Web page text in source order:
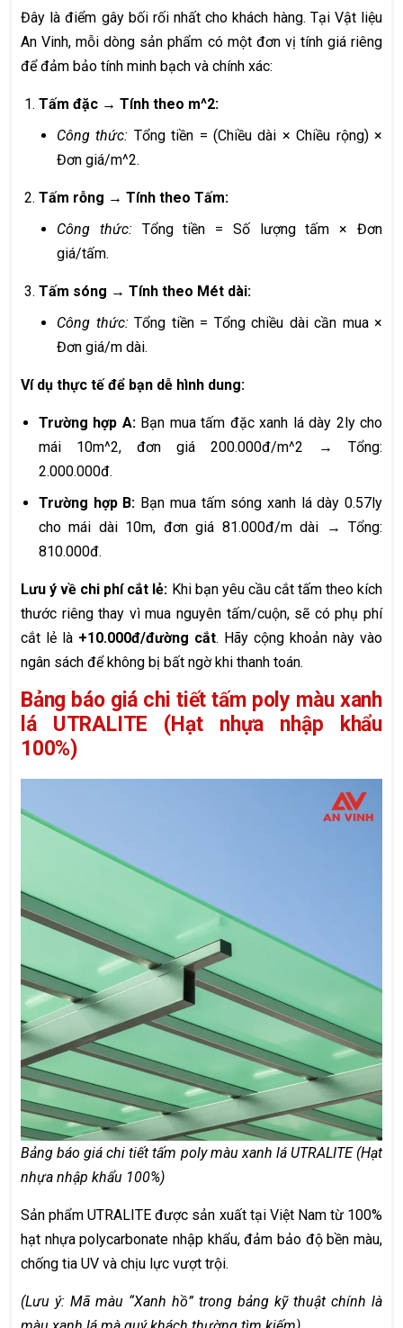
Đây là điểm gây bối rối nhất cho khách hàng. Tại Vật liệu
An Vinh, mỗi dòng sản phẩm có một đơn vị tính giá riêng
để đảm bảo tính minh bạch và chính xác:
Tấm đặc → Tính theo m^2:
Công thức: Tổng tiền = (Chiều dài × Chiều rộng) ×
Đơn giá/m^2.
Tấm rỗng → Tính theo Tấm:
Công thức:Tổng tiền = Số lượng tấm × Đơn
giá/tấm.
Tấm sóng → Tính theo Mét dài:
Công thức:Tổng tiền = Tổng chiều dài cần mua ×
Đơn giá/m dài.
Ví dụ thực tế để bạn dễ hình dung:
Trường hợp A:Bạn mua tấm đặc xanh lá dày 2ly cho
mái 10m^2, đơn giá 200.000đ/m^2 → Tổng:
2.000.000đ.
Trường hợp B: Bạn mua tấm sóng xanh lá dày 0.57ly
cho mái dài 10m, đơn giá 81.000đ/m dài → Tổng:
810.000đ.
Lưu ý về chi phí cắt lẻ: Khi bạn yêu cầu cắt tấm theo kích
thước riêng thay vì mua nguyên tấm/cuộn, sẽ có phụ phí
cắt lẻ là +10.000đ/đường cắt. Hãy cộng khoản này vào
ngân sách để không bị bất ngờ khi thanh toán.
Bảng báo giá chi tiết tấm poly màu xanh
lá UTRALITE (Hạt nhựa nhập khẩu
100%)
Bảng báo giá chi tiết tấm poly màu xanh lá UTRALITE (Hạt
nhựa nhập khẩu 100%)
Sản phẩm UTRALITE được sản xuất tại Việt Nam từ 100%
hạt nhựa polycarbonate nhập khẩu, đảm bảo độ bền màu,
chống tia UV và chịu lực vượt trội.
(Lưu ý: Mã màu “Xanh hồ” trong bảng kỹ thuật chính là